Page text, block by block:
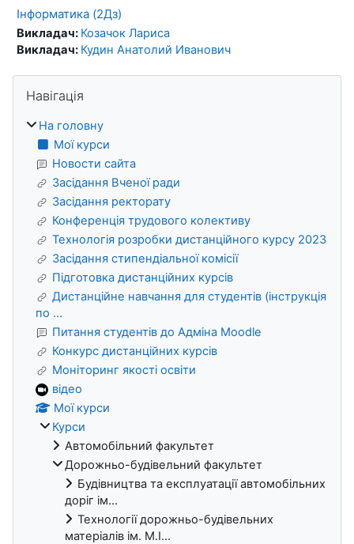
Інформатика (2Дз)
Викладач: Козачок Лариса
Викладач: Кудин Анатолий Иванович
Блоки
Навігація
На головну
Мої курси
Новости сайта
Засідання Вченої ради
Засідання ректорату
Конференція трудового колективу
Технологія розробки дистанційного курсу 2023
Засідання стипендіальної комісії
Підготовка дистанційних курсів
Дистанційне навчання для студентів (інструкція
по ...
Питання студентів до Адміна Moodle
Конкурс дистанційних курсів
Моніторинг якості освіти
відео
Мої курси
Курси
Автомобільний факультет
Дорожньо-будівельний факультет
Будівництва та експлуатації автомобільних
доріг ім...
Технології дорожньо-будівельних
матеріалів ім. М.І...